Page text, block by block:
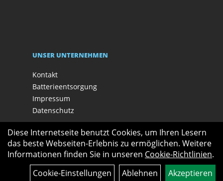
UNSER UNTERNEHMEN
Kontakt
Batterieentsorgung
Impressum
Datenschutz
Diese Internetseite benutzt Cookies, um Ihren Lesern
das beste Webseiten-Erlebnis zu ermöglichen. Weitere
Informationen finden Sie in unseren Cookie-Richtlinien.
Cookie-Einstellungen
Ablehnen Akzeptieren